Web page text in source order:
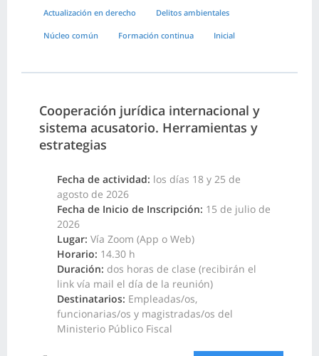
Actualización en derecho Delitos ambientales
Núcleo común Formación continua Inicial
Cooperación jurídica internacional y
sistema acusatorio. Herramientas y
estrategias
Fecha de actividad: los días 18 y 25 de
agosto de 2026
Fecha de Inicio de Inscripción: 15 de julio de
2026
Lugar: Vía Zoom (App o Web)
Horario: 14.30 h
Duración: dos horas de clase (recibirán el
link vía mail el día de la reunión)
Destinatarios: Empleadas/os,
funcionarias/os y magistradas/os del
Ministerio Público Fiscal